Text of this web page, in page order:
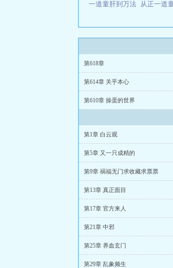
一道童肝到万法 从正一道
第618章
第614章 关乎本心
第610章 操蛋的世界
第1章 白云观
第5章 又一只成精的
第9章 祸福无门求收藏求票票
第13章 真正面目
第17章 官方来人
第21章 中邪
第25章 养血玄门
第29章 乱象频生